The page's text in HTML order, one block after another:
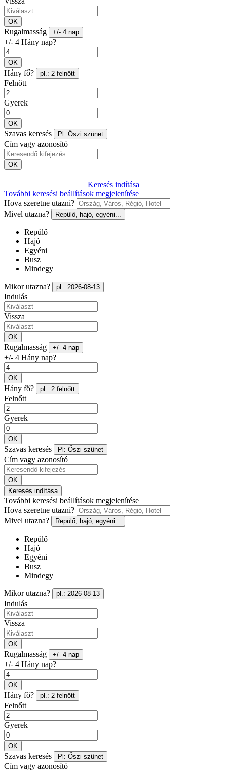
OK
Rugalmasság +/- 4 nap
+/- 4 Hány nap?
OK
Hány fő? pl.: 2 felnőtt
Felnőtt
Gyerek
OK
Szavas keresés Pl: Őszi szünet
Cím vagy azonosító
OK
Keresés indítása
További keresési beállítások megjelenítése
Hova szeretne utazni?
Mivel utazna?
Repülő, hajó, egyéni...
Repülő
Hajó
Egyéni
Busz
Mindegy
Mikor utazna? pl.: 2026-08-13
Indulás
Vissza
OK
Rugalmasság +/- 4 nap
+/- 4 Hány nap?
OK
Hány fő? pl.: 2 felnőtt
Felnőtt
Gyerek
OK
Szavas keresés Pl: Őszi szünet
Cím vagy azonosító
OK
Keresés indítása
További keresési beállítások megjelenítése
Hova szeretne utazni?
Mivel utazna?
Repülő, hajó, egyéni...
Repülő
Hajó
Egyéni
Busz
Mindegy
Mikor utazna? pl.: 2026-08-13
Indulás
Vissza
OK
Rugalmasság +/- 4 nap
+/- 4 Hány nap?
OK
Hány fő? pl.: 2 felnőtt
Felnőtt
Gyerek
OK
Szavas keresés Pl: Őszi szünet
Cím vagy azonosító